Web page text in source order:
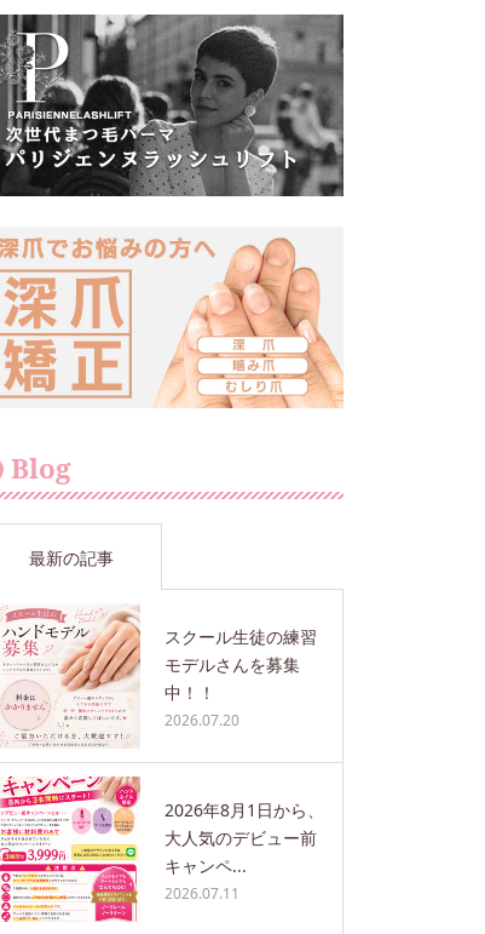
Blog
最新の記事
スクール生徒の練習
モデルさんを募集
中！！
2026.07.20
2026年8月1日から、
大人気のデビュー前
キャンペ...
2026.07.11